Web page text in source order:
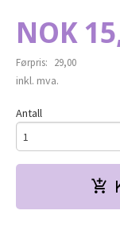
Tilbud
NOK
Førpris: 29,00
Rabatt
inkl. mva.
Antall